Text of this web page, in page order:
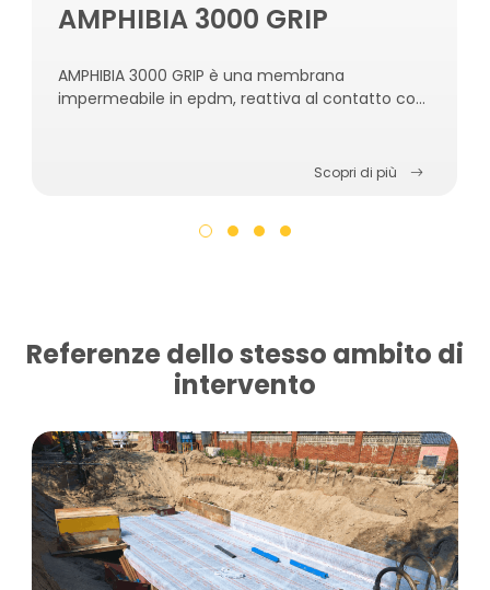
AMPHIBIA 3000 GRIP
AMPHIBIA 3000 GRIP è una membrana
impermeabile in epdm, reattiva al contatto con
Scopri di più
Referenze dello stesso ambito di
intervento